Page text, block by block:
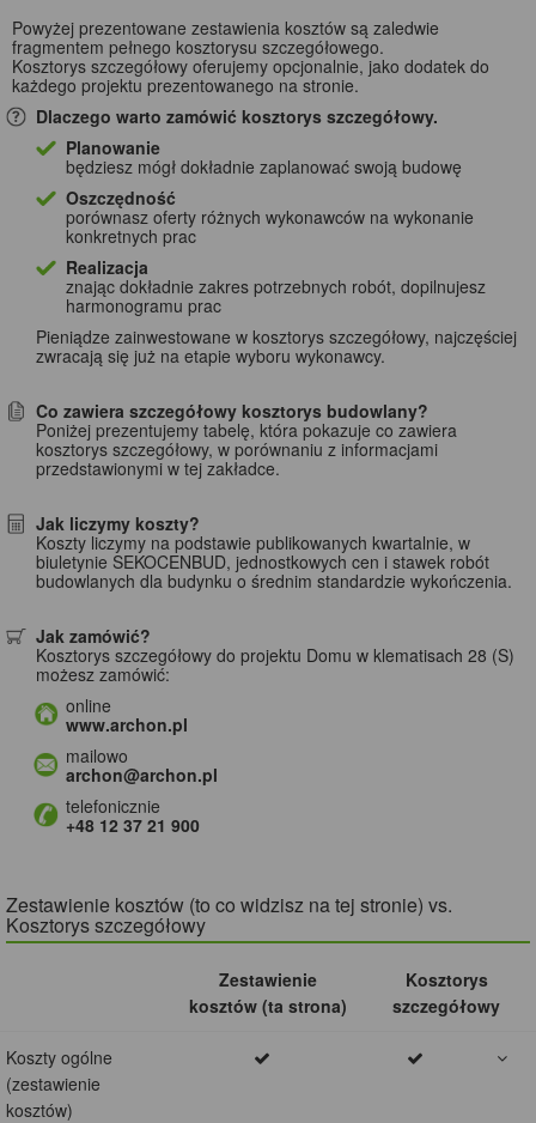
Powyżej prezentowane zestawienia kosztów są zaledwie
fragmentem pełnego kosztorysu szczegółowego.
Kosztorys szczegółowy oferujemy opcjonalnie, jako dodatek do
każdego projektu prezentowanego na stronie.
Dlaczego warto zamówić kosztorys szczegółowy.
Planowanie
będziesz mógł dokładnie zaplanować swoją budowę
Oszczędność
porównasz oferty różnych wykonawców na wykonanie
konkretnych prac
Realizacja
znając dokładnie zakres potrzebnych robót, dopilnujesz
harmonogramu prac
Pieniądze zainwestowane w kosztorys szczegółowy, najczęściej
zwracają się już na etapie wyboru wykonawcy.
Co zawiera szczegółowy kosztorys budowlany?
Poniżej prezentujemy tabelę, która pokazuje co zawiera
kosztorys szczegółowy, w porównaniu z informacjami
przedstawionymi w tej zakładce.
Jak liczymy koszty?
Koszty liczymy na podstawie publikowanych kwartalnie, w
biuletynie SEKOCENBUD, jednostkowych cen i stawek robót
budowlanych dla budynku o średnim standardzie wykończenia.
Jak zamówić?
Kosztorys szczegółowy do projektu Domu w klematisach 28 (S)
możesz zamówić:
online
www.archon.pl
mailowo
archon@archon.pl
telefonicznie
+48 12 37 21 900
Zestawienie kosztów (to co widzisz na tej stronie) vs.
Kosztorys szczegółowy
Zestawienie
kosztów (ta strona)
Kosztorys
szczegółowy
Koszty ogólne
(zestawienie
kosztów)